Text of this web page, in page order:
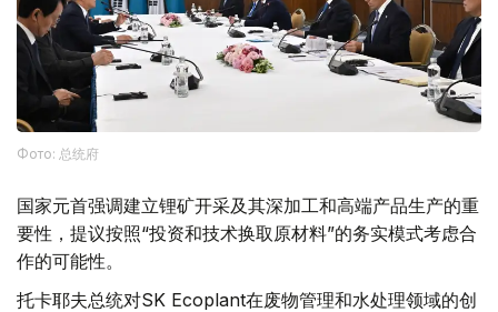
Фото: 总统府
国家元首强调建立锂矿开采及其深加工和高端产品生产的重
要性，提议按照“投资和技术换取原材料”的务实模式考虑合
作的可能性。
托卡耶夫总统对SK Ecoplant在废物管理和水处理领域的创